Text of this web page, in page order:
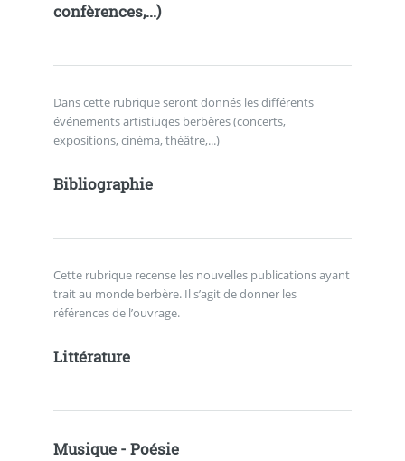
confèrences,...)
Dans cette rubrique seront donnés les différents
événements artistiuqes berbères (concerts,
expositions, cinéma, théâtre,...)
Bibliographie
Cette rubrique recense les nouvelles publications ayant
trait au monde berbère. Il s’agit de donner les
références de l’ouvrage.
Littérature
Musique - Poésie